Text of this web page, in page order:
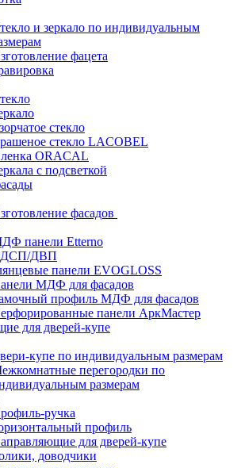
и зеркало по индивидуальным
фацета
стекло
стекло LACOBEL
ORACAL
с подсветкой
фасадов
панели Etterno
ДВП
панели EVOGLOSS
МДФ для фасадов
профиль МДФ для фасадов
панели АркМастер
для дверей-купе
купе по индивидуальным размерам
перегородки по
размерам
ручка
профиль
для дверей-купе
доводчики